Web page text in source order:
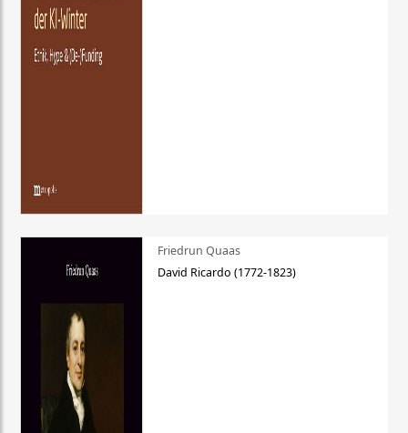
Friedrun Quaas
David Ricardo (1772-1823)